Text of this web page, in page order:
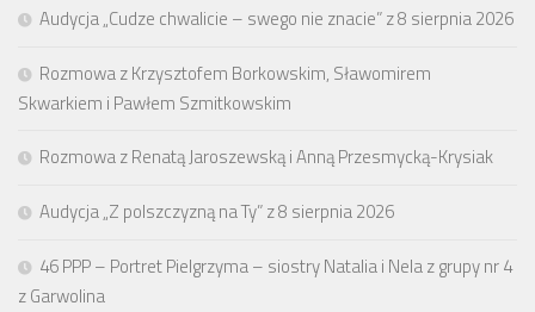
Audycja „Cudze chwalicie – swego nie znacie” z 8 sierpnia 2026
Rozmowa z Krzysztofem Borkowskim, Sławomirem
Skwarkiem i Pawłem Szmitkowskim
Rozmowa z Renatą Jaroszewską i Anną Przesmycką-Krysiak
Audycja „Z polszczyzną na Ty” z 8 sierpnia 2026
46 PPP – Portret Pielgrzyma – siostry Natalia i Nela z grupy nr 4
z Garwolina